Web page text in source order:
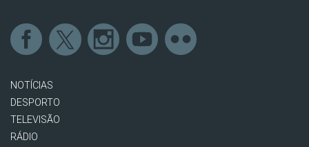
NOTÍCIAS
DESPORTO
TELEVISÃO
RÁDIO